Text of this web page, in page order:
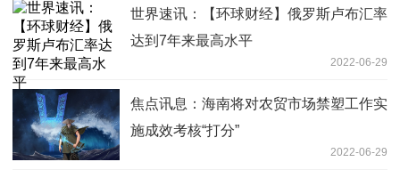
世界速讯：【环球财经】俄罗斯卢布汇率
达到7年来最高水平
2022-06-29
焦点讯息：海南将对农贸市场禁塑工作实
施成效考核“打分”
2022-06-29